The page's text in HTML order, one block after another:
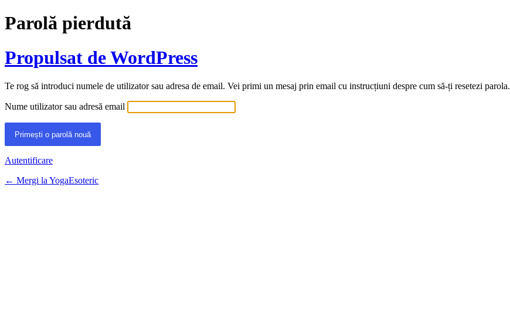
Parolă pierdută
Propulsat de WordPress
Te rog să introduci numele de utilizator sau adresa de email. Vei primi un mesaj prin email cu instrucțiuni despre cum să-ți resetezi parola.
Nume utilizator sau adresă email
Autentificare
← Mergi la YogaEsoteric